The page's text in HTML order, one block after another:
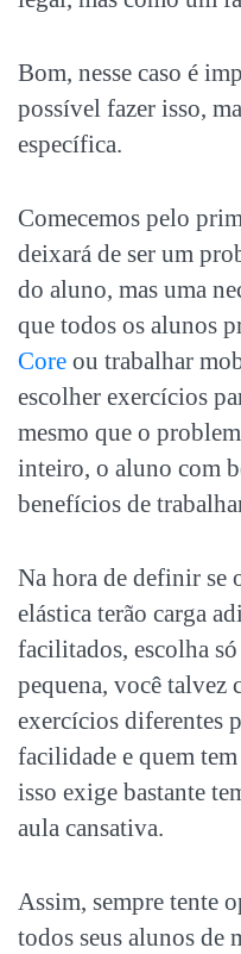
Bom, nesse caso é
possível fazer isso,
específica.
Comecemos pelo
deixará de ser um
do aluno, mas uma
que todos os alunos
Core ou trabalhar
escolher exercícios
mesmo que o
inteiro, o aluno com
benefícios de
Na hora de definir se
elástica terão carga
facilitados, escolha
pequena, você talvez
exercícios diferentes
facilidade e quem
isso exige bastante
aula cansativa.
Assim, sempre tente
todos seus alunos de